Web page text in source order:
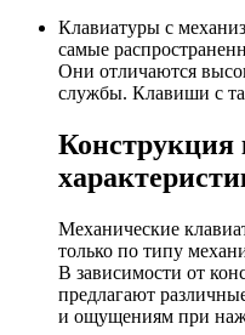
Клавиатуры с
самые
Они отличаются
службы. Клавиши с
Механические
только по типу
В зависимости от
предлагают
и ощущениям при